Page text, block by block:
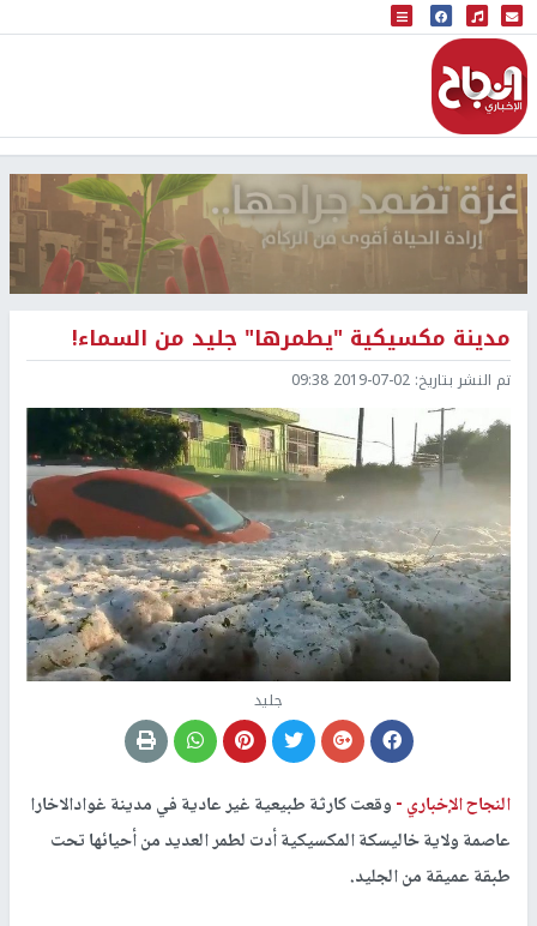
البث المباشر
إذاعة النجاح
مدينة مكسيكية "يطمرها" جليد من السماء!
تم النشر بتاريخ: 2019-07-02 09:38
جليد
النجاح الإخباري -وقعت كارثة طبيعية غير عادية في مدينة غوادالاخارا
عاصمة ولاية خاليسكة المكسيكية أدت لطمر العديد من أحيائها تحت
طبقة عميقة من الجليد.